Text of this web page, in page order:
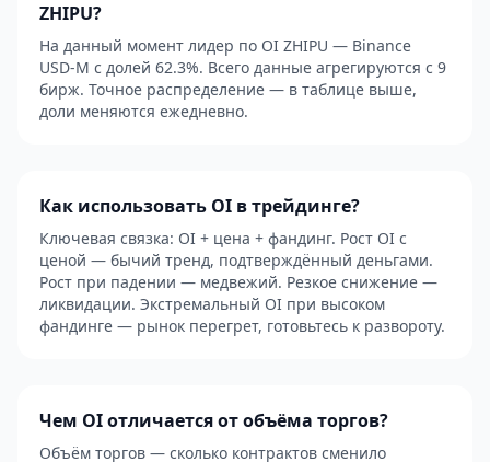
ZHIPU?
На данный момент лидер по OI ZHIPU — Binance
USD-M с долей 62.3%. Всего данные агрегируются с 9
бирж. Точное распределение — в таблице выше,
доли меняются ежедневно.
Как использовать OI в трейдинге?
Ключевая связка: OI + цена + фандинг. Рост OI с
ценой — бычий тренд, подтверждённый деньгами.
Рост при падении — медвежий. Резкое снижение —
ликвидации. Экстремальный OI при высоком
фандинге — рынок перегрет, готовьтесь к развороту.
Чем OI отличается от объёма торгов?
Объём торгов — сколько контрактов сменило